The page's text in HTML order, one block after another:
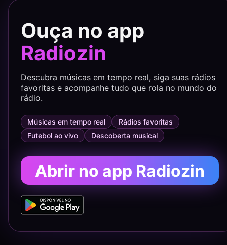
Ouça no app
Radiozin
Descubra músicas em tempo real, siga suas rádios
favoritas e acompanhe tudo que rola no mundo do
rádio.
Músicas em tempo real
Rádios favoritas
Futebol ao vivo
Descoberta musical
Abrir no app Radiozin